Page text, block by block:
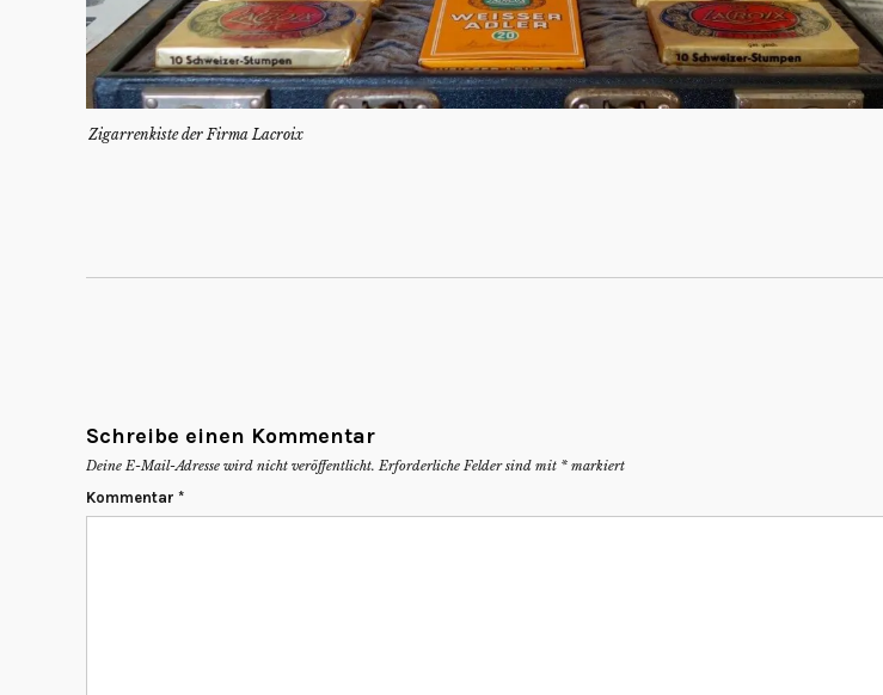
Zigarrenkiste der Firma Lacroix
Schreibe einen Kommentar
Deine E-Mail-Adresse wird nicht veröffentlicht. Erforderliche Felder sind mit * markiert
Kommentar *